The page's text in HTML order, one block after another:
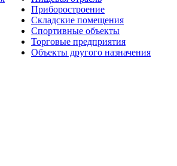
Приборостроение
Складские помещения
Спортивные объекты
Торговые предприятия
Объекты другого назначения